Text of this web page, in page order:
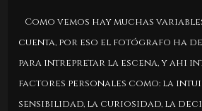
Como vemos hay muchas
cuenta, por eso el fotógrafo ha
para intrepretar la escena, y ahi
factores personales como: la
sensibilidad, la curiosidad, la